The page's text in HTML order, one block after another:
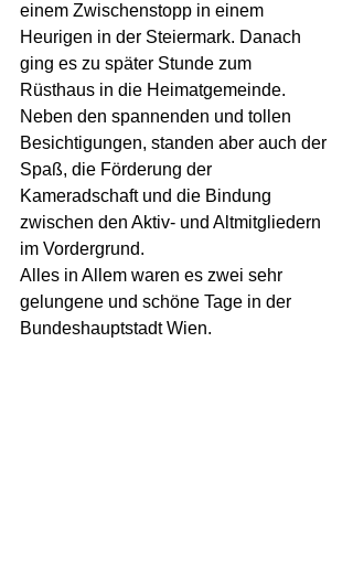
einem Zwischenstopp in einem
Heurigen in der Steiermark. Danach
ging es zu später Stunde zum
Rüsthaus in die Heimatgemeinde.
Neben den spannenden und tollen
Besichtigungen, standen aber auch der
Spaß, die Förderung der
Kameradschaft und die Bindung
zwischen den Aktiv- und Altmitgliedern
im Vordergrund.
Alles in Allem waren es zwei sehr
gelungene und schöne Tage in der
Bundeshauptstadt Wien.